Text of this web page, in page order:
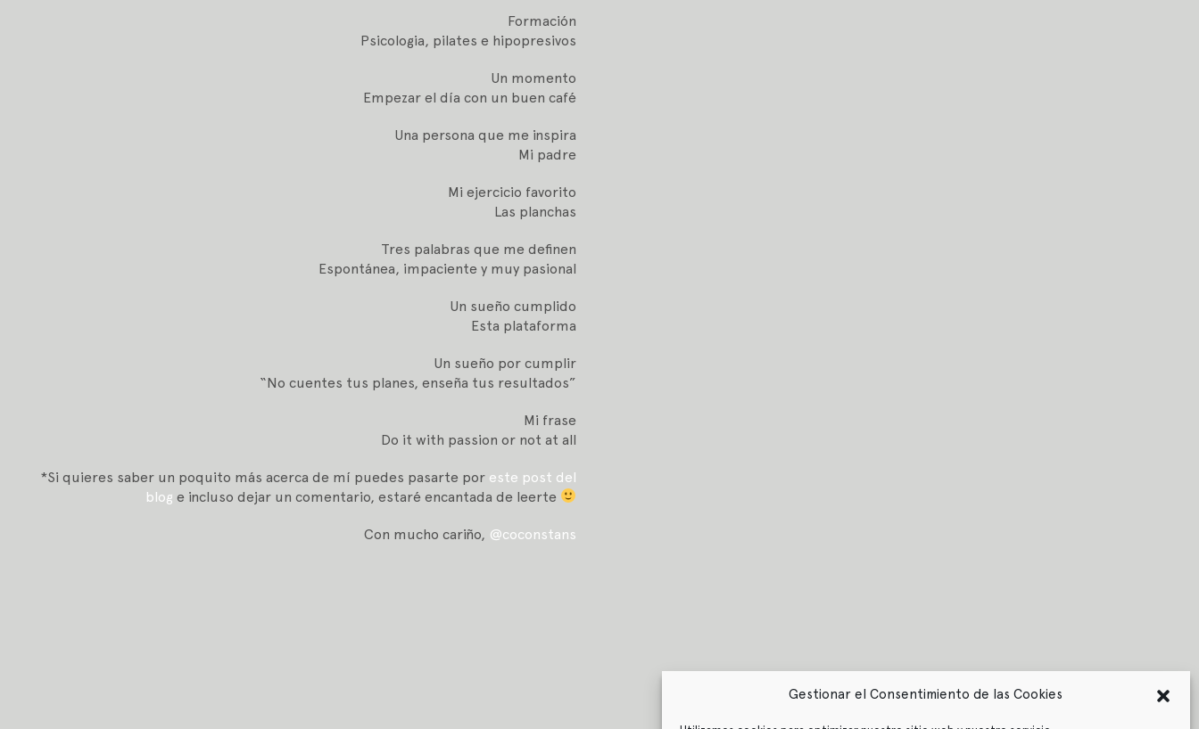
Gestionar el Consentimiento de las Cookies
Formación
Psicologia, pilates e hipopresivos
Un momento
Empezar el día con un buen café
Una persona que me inspira
Mi padre
Mi ejercicio favorito
Las planchas
Tres palabras que me definen
Espontánea, impaciente y muy pasional
Un sueño cumplido
Esta plataforma
Un sueño por cumplir
“No cuentes tus planes, enseña tus resultados”
Mi frase
Do it with passion or not at all
*Si quieres saber un poquito más acerca de mí puedes pasarte por este post del
blog e incluso dejar un comentario, estaré encantada de leerte
Con mucho cariño, @coconstans